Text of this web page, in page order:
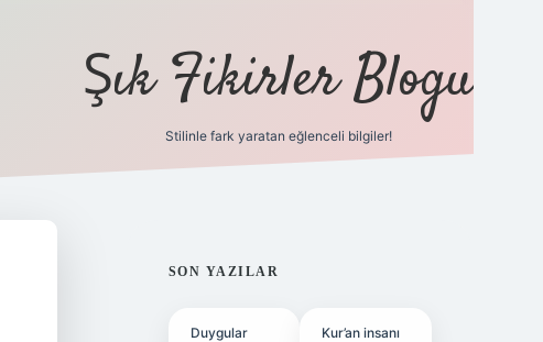
Şık Fikirler Blogu
Stilinle fark yaratan eğlenceli bilgiler!
SIDEBAR
SON YAZILAR
Duygular
Kur’an insanı